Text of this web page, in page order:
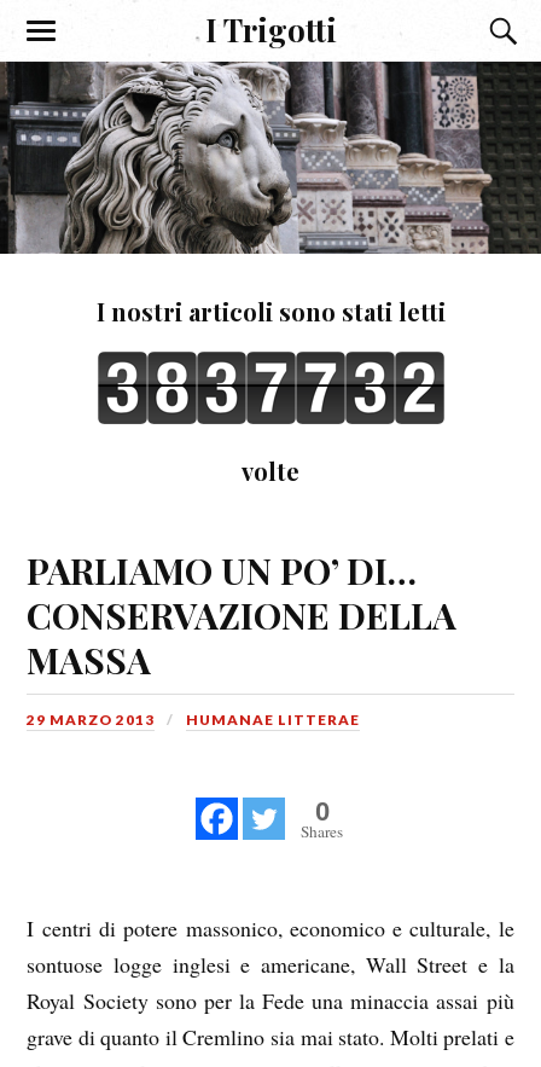
I Trigotti
I nostri articoli sono stati letti
volte
PARLIAMO UN PO’ DI…
CONSERVAZIONE DELLA
MASSA
29 MARZO 2013 HUMANAE LITTERAE
0
Shares
I centri di potere massonico, economico e culturale, le
sontuose logge inglesi e americane, Wall Street e la
Royal Society sono per la Fede una minaccia assai più
grave di quanto il Cremlino sia mai stato. Molti prelati e